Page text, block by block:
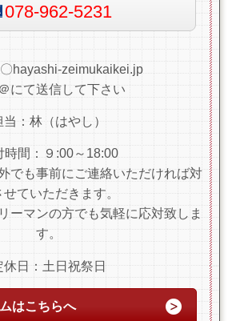
078-962-5231
hayashi-zeimukaikei.jp
にて送信して下さい
当：林（はやし）
時間：９:00～18:00
でも事前にご連絡いただければ対
せていただきます。
ーマンの方でも気軽に応対致しま
す。
休日：土日祝祭日
はこちらへ